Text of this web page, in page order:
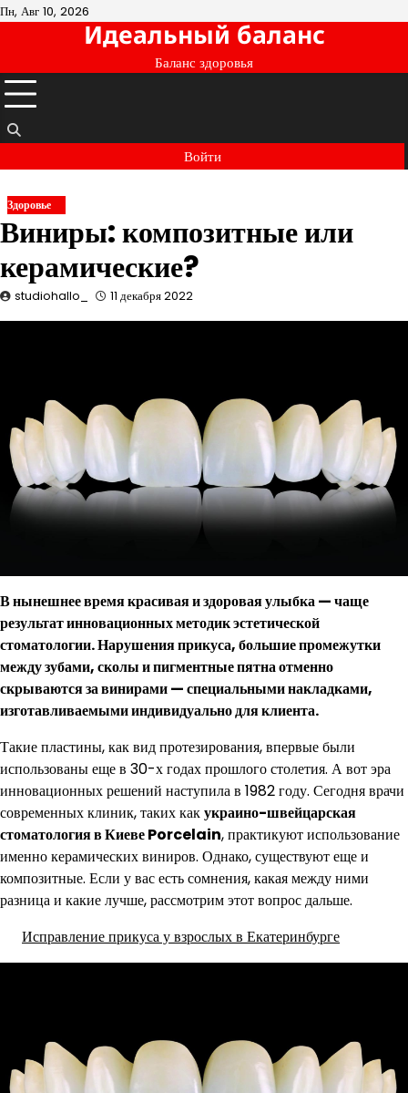
Перейти
Пн, Авг 10, 2026
Идеальный баланс
Баланс здоровья
Войти
Здоровье
Виниры: композитные или
керамические?
studiohallo_ 11 декабря 2022
В нынешнее время красивая и здоровая улыбка — чаще
результат инновационных методик эстетической
стоматологии. Нарушения прикуса, большие промежутки
между зубами, сколы и пигментные пятна отменно
скрываются за винирами — специальными накладками,
изготавливаемыми индивидуально для клиента.
Такие пластины, как вид протезирования, впервые были
использованы еще в 30-х годах прошлого столетия. А вот эра
инновационных решений наступила в 1982 году. Сегодня врачи
современных клиник, таких какукраино-швейцарская
стоматология в Киеве Porcelain, практикуют использование
именно керамических виниров. Однако, существуют еще и
композитные. Если у вас есть сомнения, какая между ними
разница и какие лучше, рассмотрим этот вопрос дальше.
Исправление прикуса у взрослых в Екатеринбурге